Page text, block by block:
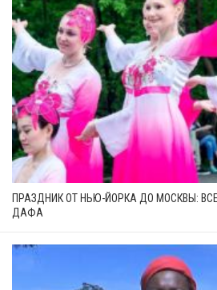
ПРАЗДНИК ОТ НЬЮ-ЙОРКА ДО МОСКВЫ:
ДАФА